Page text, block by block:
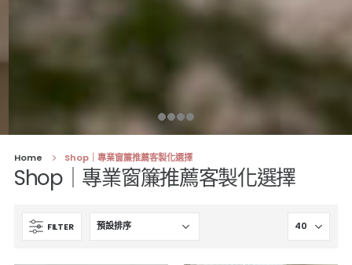
Home Shop｜專業窗簾推薦客製化選擇
Shop｜專業窗簾推薦客製化選擇
FILTER